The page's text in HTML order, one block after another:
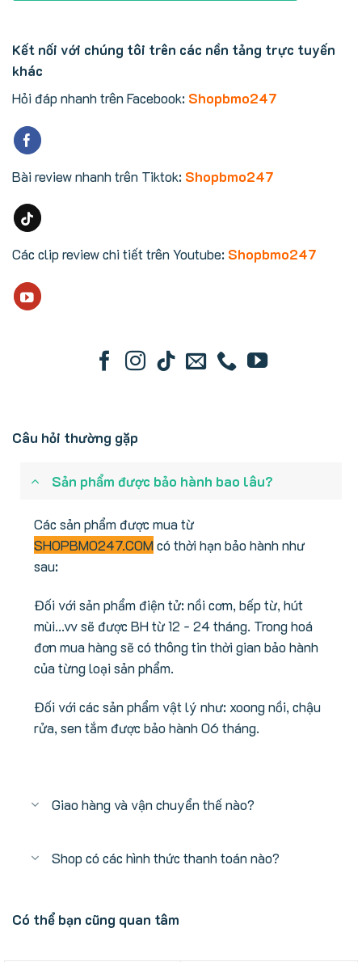
Kết nối với chúng tôi trên các nền tảng trực tuyến
khác
Hỏi đáp nhanh trên Facebook: Shopbmo247
Bài review nhanh trên Tiktok: Shopbmo247
Các clip review chi tiết trên Youtube: Shopbmo247
Câu hỏi thường gặp
Sản phẩm được bảo hành bao lâu?
Các sản phẩm được mua từ
SHOPBMO247.COMcó thời hạn bảo hành như
sau:
Đối với sản phẩm điện tử: nồi cơm, bếp từ, hút
mùi...vv sẽ được BH từ 12 - 24 tháng. Trong hoá
đơn mua hàng sẽ có thông tin thời gian bảo hành
của từng loại sản phẩm.
Đối với các sản phẩm vật lý như: xoong nồi, chậu
rửa, sen tắm được bảo hành 06 tháng.
Giao hàng và vận chuyển thế nào?
Shop có các hình thức thanh toán nào?
Có thể bạn cũng quan tâm